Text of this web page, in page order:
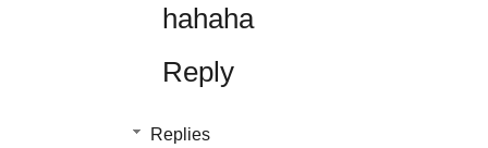
hahaha
Reply
Replies